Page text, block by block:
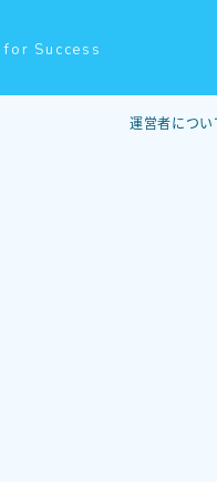
Success
運営者につい